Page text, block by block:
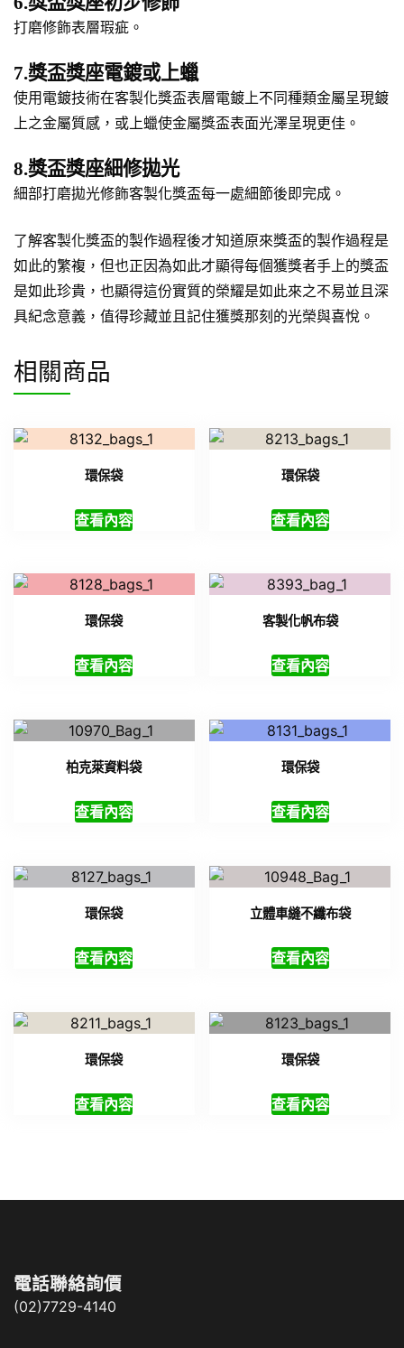
打磨修飾表層瑕疵。
7.獎盃獎座電鍍或上蠟
使用電鍍技術在客製化獎盃表層電鍍上不同種類金屬呈現鍍
上之金屬質感，或上蠟使金屬獎盃表面光澤呈現更佳。
8.獎盃獎座細修拋光
細部打磨拋光修飾客製化獎盃每一處細節後即完成。
了解客製化獎盃的製作過程後才知道原來獎盃的製作過程是
如此的繁複，但也正因為如此才顯得每個獲獎者手上的獎盃
是如此珍貴，也顯得這份實質的榮耀是如此來之不易並且深
具紀念意義，值得珍藏並且記住獲獎那刻的光榮與喜悅。
相關商品
環保袋
查看內容
環保袋
查看內容
環保袋
查看內容
客製化帆布袋
查看內容
柏克萊資料袋
查看內容
環保袋
查看內容
環保袋
查看內容
立體車縫不纖布袋
查看內容
環保袋
查看內容
環保袋
查看內容
電話聯絡詢價
(02)7729-4140